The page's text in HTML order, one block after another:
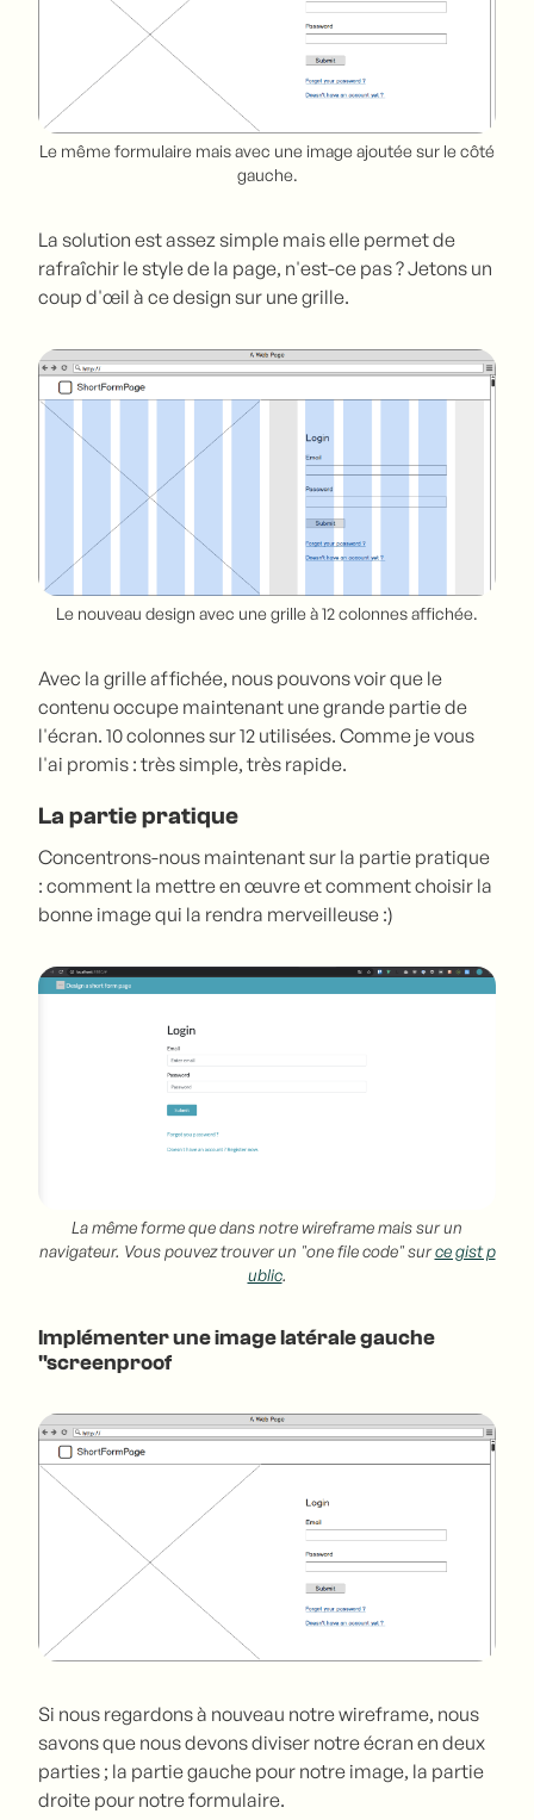
Le même formulaire mais avec une image ajoutée sur le côté
gauche.
La solution est assez simple mais elle permet de
rafraîchir le style de la page, n'est-ce pas ? Jetons un
coup d'œil à ce design sur une grille.
Le nouveau design avec une grille à 12 colonnes affichée.
Avec la grille affichée, nous pouvons voir que le
contenu occupe maintenant une grande partie de
l'écran. 10 colonnes sur 12 utilisées. Comme je vous
l'ai promis : très simple, très rapide.
La partie pratique
Concentrons-nous maintenant sur la partie pratique
: comment la mettre en œuvre et comment choisir la
bonne image qui la rendra merveilleuse :)
La même forme que dans notre wireframe mais sur un
navigateur. Vous pouvez trouver un "one file code" surce gist p
ublic.
Implémenter une image latérale gauche
"screenproof
Si nous regardons à nouveau notre wireframe, nous
savons que nous devons diviser notre écran en deux
parties ; la partie gauche pour notre image, la partie
droite pour notre formulaire.